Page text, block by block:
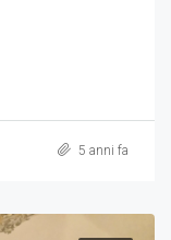
5 anni fa